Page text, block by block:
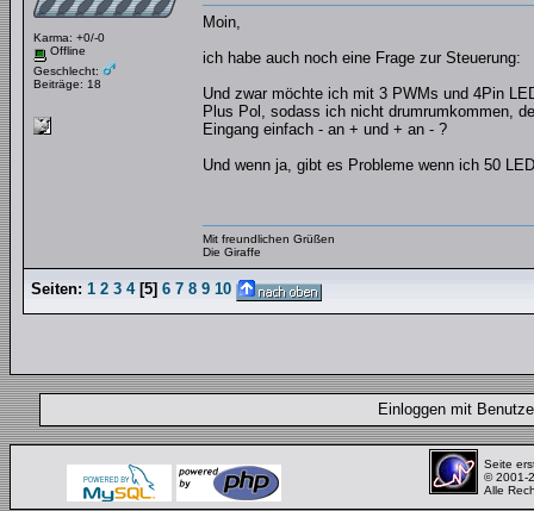
Karma: +0/-0
Offline
Geschlecht:
Beiträge: 18
Moin,
ich habe auch noch eine Frage zur Steuerung:
Und zwar möchte ich mit 3 PWMs und 4Pin
Plus Pol, sodass ich nicht drumrumkommen,
Eingang einfach - an + und + an - ?
Und wenn ja, gibt es Probleme wenn ich 50
Mit freundlichen Grüßen
Die Giraffe
Seiten: 1 2 3 4[5] 6 7 8 9 10
Einloggen mit
Seite
© 2001-
Alle